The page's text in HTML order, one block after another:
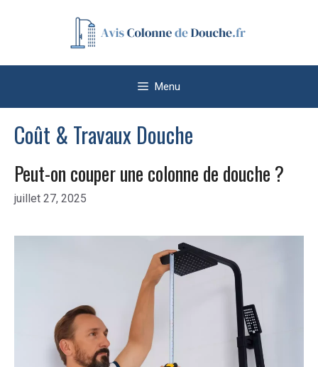
Menu
Coût & Travaux Douche
Peut-on couper une colonne de douche ?
juillet 27, 2025